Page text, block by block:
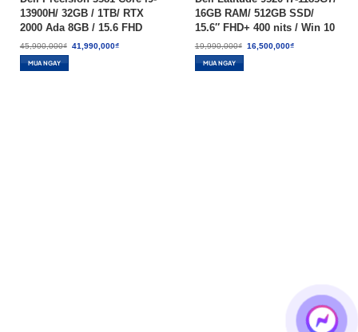
13900H/ 32GB / 1TB/ RTX
2000 Ada 8GB / 15.6 FHD
Touch/ W11P – New 100%
45,900,000₫ Giá
gốc
41,990,000₫Giá
MUA NGAY
16GB RAM/ 512GB SSD/
15.6″ FHD+ 400 nits / Win 10
Pro – Like New 99%
19,990,000₫ Giá
gốc
16,500,000₫Giá
MUA NGAY